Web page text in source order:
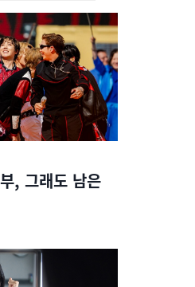
, 그래도 남은